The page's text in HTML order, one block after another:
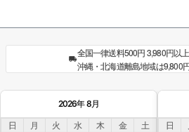
全国一律送料500円 3,980円以
沖縄・北海道離島地域は9,800
2026年 8月
日 月 火 水 木 金
土
日